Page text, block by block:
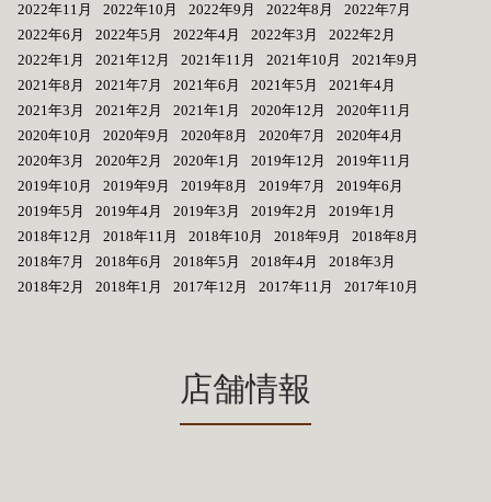
2022年11月
2022年10月 2022年9月 2022年8月
2022年7月
2022年6月
2022年5月 2022年4月 2022年3月
2022年2月
2022年1月
2021年12月 2021年11月 2021年10月
2021年9月
2021年8月
2021年7月 2021年6月 2021年5月
2021年4月
2021年3月
2021年2月 2021年1月 2020年12月
2020年11月
2020年10月
2020年9月 2020年8月 2020年7月
2020年4月
2020年3月
2020年2月 2020年1月 2019年12月
2019年11月
2019年10月
2019年9月 2019年8月 2019年7月
2019年6月
2019年5月
2019年4月 2019年3月 2019年2月
2019年1月
2018年12月
2018年11月 2018年10月 2018年9月
2018年8月
2018年7月
2018年6月 2018年5月 2018年4月
2018年3月
2018年2月
2018年1月 2017年12月 2017年11月 2017年10月
店舗情報